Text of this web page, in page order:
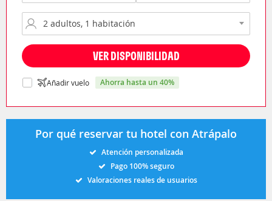
VER DISPONIBILIDAD
Añadir vuelo ahorra hasta un 40%
Por qué reservar tu hotel con Atrápalo
Atención personalizada
Pago 100% seguro
Valoraciones reales de usuarios